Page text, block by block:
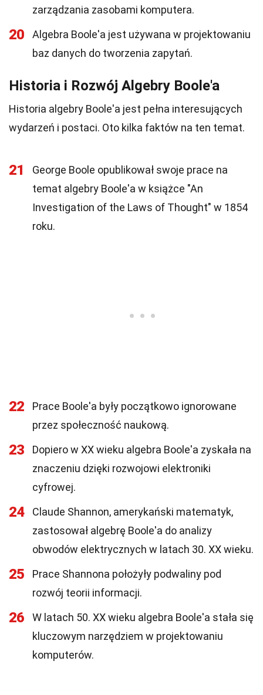
zarządzania zasobami komputera.
20
Algebra Boole'a jest używana w projektowaniu
baz danych do tworzenia zapytań.
Historia i Rozwój Algebry Boole'a
Historia algebry Boole'a jest pełna interesujących
wydarzeń i postaci. Oto kilka faktów na ten temat.
21
George Boole opublikował swoje prace na
temat algebry Boole'a w książce "An
Investigation of the Laws of Thought" w 1854
roku.
22
Prace Boole'a były początkowo ignorowane
przez społeczność naukową.
23
Dopiero w XX wieku algebra Boole'a zyskała na
znaczeniu dzięki rozwojowi elektroniki
cyfrowej.
24
Claude Shannon, amerykański matematyk,
zastosował algebrę Boole'a do analizy
obwodów elektrycznych w latach 30. XX wieku.
25
Prace Shannona położyły podwaliny pod
rozwój teorii informacji.
26
W latach 50. XX wieku algebra Boole'a stała się
kluczowym narzędziem w projektowaniu
komputerów.